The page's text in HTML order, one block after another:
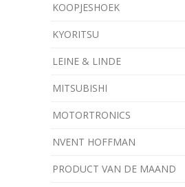
KOOPJESHOEK
KYORITSU
LEINE & LINDE
MITSUBISHI
MOTORTRONICS
NVENT HOFFMAN
PRODUCT VAN DE MAAND